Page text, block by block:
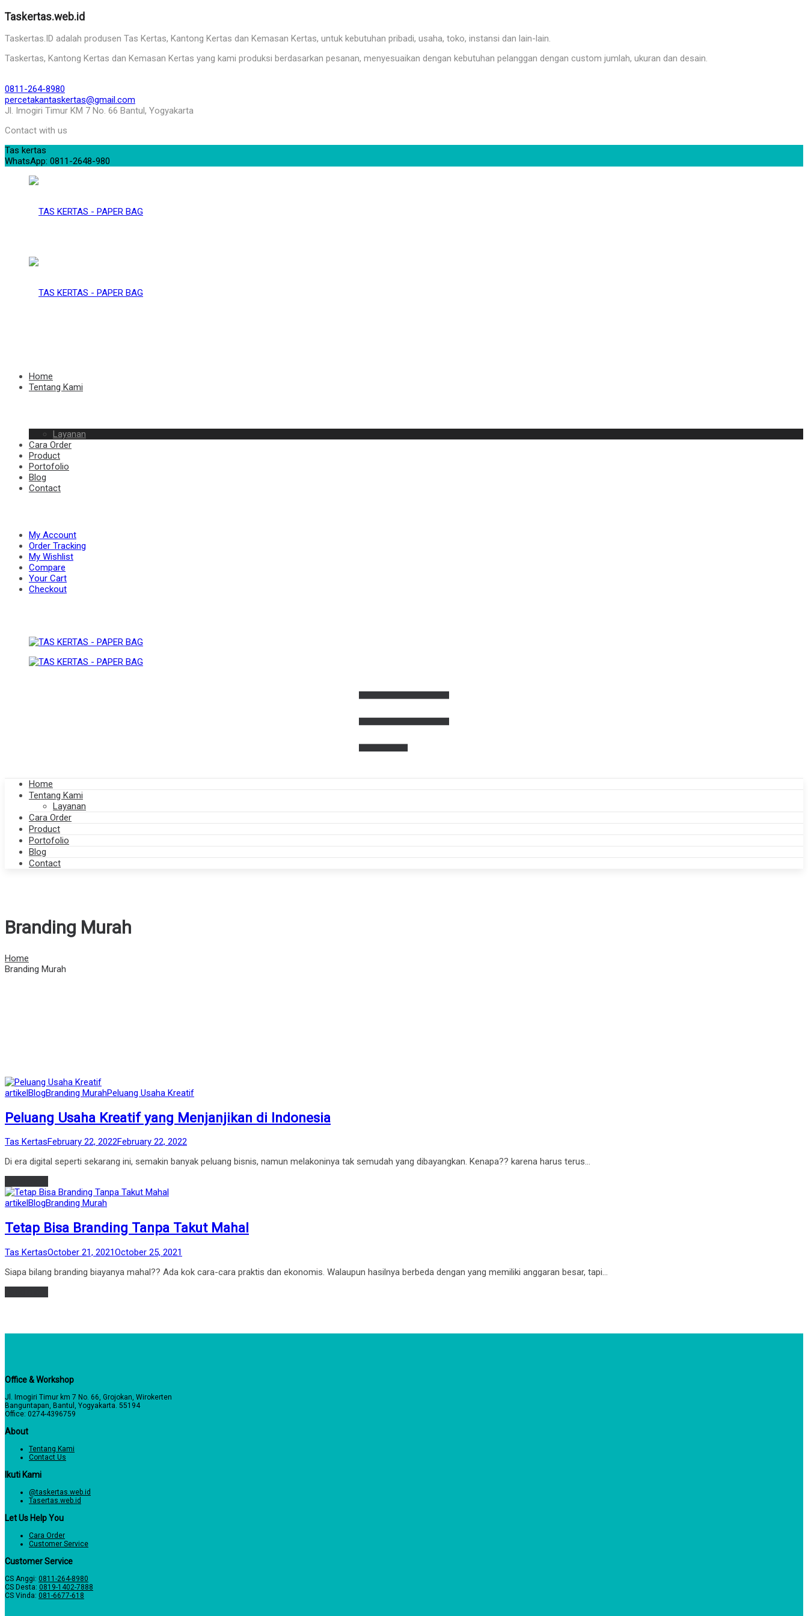
Taskertas.web.id
Taskertas.ID adalah produsen Tas Kertas, Kantong Kertas dan Kemasan Kertas, untuk kebutuhan pribadi, usaha, toko, instansi dan lain-lain.
Taskertas, Kantong Kertas dan Kemasan Kertas yang kami produksi berdasarkan pesanan, menyesuaikan dengan kebutuhan pelanggan dengan custom jumlah, ukuran dan desain.
0811-264-8980
percetakantaskertas@gmail.com
Jl. Imogiri Timur KM 7 No. 66 Bantul, Yogyakarta
Contact with us
Tas kertas
WhatsApp: 0811-2648-980
–
BAG
KERTAS
PAPER
Home
Tentang Kami
Layanan
Cara Order
Product
Portofolio
Blog
Contact
My Account
Order Tracking
My Wishlist
Compare
Your Cart
Checkout
Home
Tentang Kami
Layanan
Cara Order
Product
Portofolio
Blog
Contact
Branding Murah
Home
Branding Murah
Posted
artikelBlogBranding MurahPeluang Usaha Kreatif
Peluang Usaha Kreatif yang Menjanjikan di Indonesia
by
Tas KertasPosted
February 22, 2022February 22, 2022
Di era digital seperti sekarang ini, semakin banyak peluang bisnis, namun melakoninya tak semudah yang dibayangkan. Kenapa?? karena harus terus…
Posted
artikelBlogBranding Murah
Tetap Bisa Branding Tanpa Takut Mahal
by
Tas KertasPosted
October 21, 2021October 25, 2021
Siapa bilang branding biayanya mahal?? Ada kok cara-cara praktis dan ekonomis. Walaupun hasilnya berbeda dengan yang memiliki anggaran besar, tapi…
Office & Workshop
Jl. Imogiri Timur km 7 No. 66, Grojokan, Wirokerten
Banguntapan, Bantul, Yogyakarta. 55194
Office: 0274-4396759
About
Tentang Kami
Contact Us
Ikuti Kami
@taskertas.web.id
Tasertas.web.id
Let Us Help You
Cara Order
Customer Service
Customer Service
CS Anggi: 0811-264-8980
CS Desta: 0819-1402-7888
CS Vinda: 081-6677-618